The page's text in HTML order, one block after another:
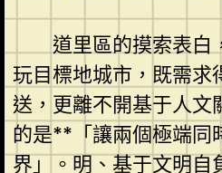
道里區的摸索表白
玩目標地城市，既需求
送，更離不開基于人文
的是**「讓兩個極端同
界」。明、基于文明自